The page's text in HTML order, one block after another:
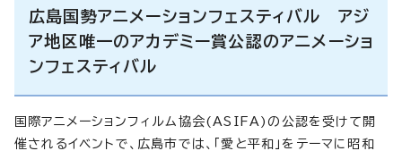
広島国勢アニメーションフェスティバル アジ
ア地区唯一のアカデミー賞公認のアニメーショ
ンフェスティバル
国際アニメーションフィルム協会(ASIFA)の公認を受けて開
催されるイベントで、広島市では、「愛と平和」をテーマに昭和